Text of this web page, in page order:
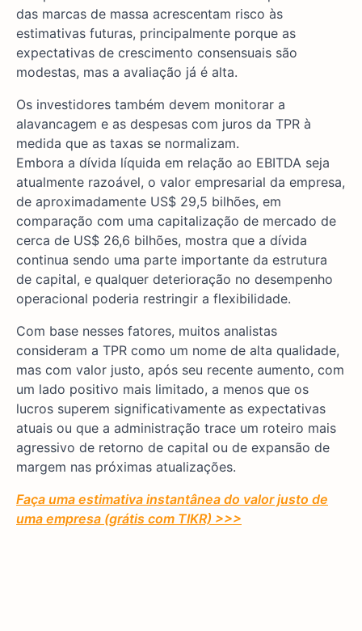
das marcas de massa acrescentam risco às
estimativas futuras, principalmente porque as
expectativas de crescimento consensuais são
modestas, mas a avaliação já é alta.
Os investidores também devem monitorar a
alavancagem e as despesas com juros da TPR à
medida que as taxas se normalizam.
Embora a dívida líquida em relação ao EBITDA seja
atualmente razoável, o valor empresarial da empresa,
de aproximadamente US$ 29,5 bilhões, em
comparação com uma capitalização de mercado de
cerca de US$ 26,6 bilhões, mostra que a dívida
continua sendo uma parte importante da estrutura
de capital, e qualquer deterioração no desempenho
operacional poderia restringir a flexibilidade.
Com base nesses fatores, muitos analistas
consideram a TPR como um nome de alta qualidade,
mas com valor justo, após seu recente aumento, com
um lado positivo mais limitado, a menos que os
lucros superem significativamente as expectativas
atuais ou que a administração trace um roteiro mais
agressivo de retorno de capital ou de expansão de
margem nas próximas atualizações.
Faça uma estimativa instantânea do valor justo de
uma empresa (grátis com TIKR) >>>